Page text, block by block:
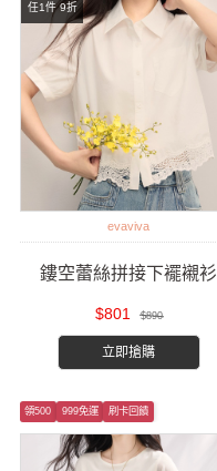
任1件 9折
evaviva
鏤空蕾絲拼接下襬襯衫
$801 $890
立即搶購
領500 999免運 刷卡回饋